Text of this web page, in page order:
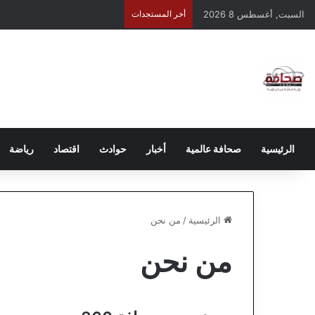
السبت, أغسطس 8 2026 أخر المستجدات
الرئيسية صحافة عالمية أخبار حوادث اقتصاد رياضة
الرئيسية / من نحن
من نحن